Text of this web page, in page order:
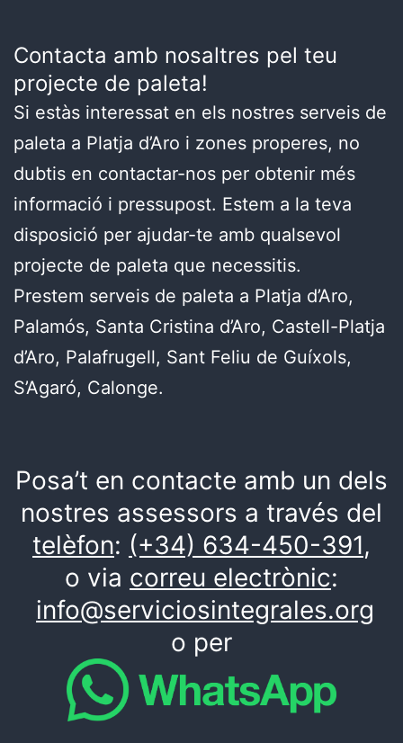
Contacta amb nosaltres pel teu
projecte de paleta!
Si estàs interessat en els nostres serveis de
paleta a Platja d’Aro i zones properes, no
dubtis en contactar-nos per obtenir més
informació i pressupost. Estem a la teva
disposició per ajudar-te amb qualsevol
projecte de paleta que necessitis.
Prestem serveis de paleta a Platja d’Aro,
Palamós, Santa Cristina d’Aro, Castell-Platja
d’Aro, Palafrugell, Sant Feliu de Guíxols,
S’Agaró, Calonge.
Posa’t en contacte amb un dels
nostres assessors a través del
telèfon: (+34) 634-450-391,
o via correu electrònic:
info@serviciosintegrales.org
o per